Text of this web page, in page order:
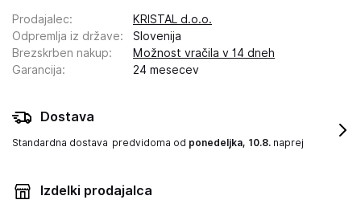
Prodajalec:
KRISTAL d.o.o.
Odpremlja iz države:
Slovenija
Brezskrben nakup:
Možnost vračila v 14 dneh
Garancija: 24 mesecev
Dostava
Standardna dostava predvidoma od ponedeljka, 10.8. naprej
Izdelki prodajalca